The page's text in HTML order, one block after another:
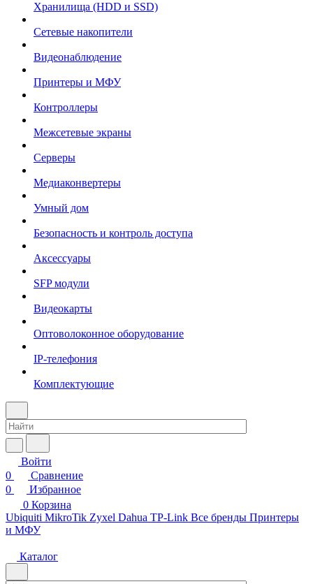
Хранилища (HDD и SSD)
Сетевые накопители
Видеонаблюдение
Принтеры и МФУ
Контроллеры
Межсетевые экраны
Серверы
Медиаконвертеры
Умный дом
Безопасность и контроль доступа
Аксессуары
SFP модули
Видеокарты
Оптоволоконное оборудование
IP-телефония
Комплектующие
Войти
0
Сравнение
0
Избранное
0 Корзина
Ubiquiti MikroTik Zyxel Dahua TP-Link Все бренды Принтеры
и МФУ
Каталог